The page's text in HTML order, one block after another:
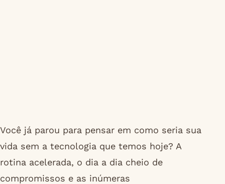
Você já parou para pensar em como seria sua
vida sem a tecnologia que temos hoje? A
rotina acelerada, o dia a dia cheio de
compromissos e as inúmeras